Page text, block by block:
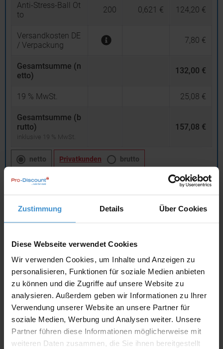
Zustimmung Details Über Cookies
Diese Webseite verwendet Cookies
Wir verwenden Cookies, um Inhalte und Anzeigen zu
personalisieren, Funktionen für soziale Medien anbieten
zu können und die Zugriffe auf unsere Website zu
analysieren. Außerdem geben wir Informationen zu Ihrer
Verwendung unserer Website an unsere Partner für
soziale Medien, Werbung und Analysen weiter. Unsere
Partner führen diese Informationen möglicherweise mit
weiteren Daten zusammen, die Sie ihnen bereitgestellt
Anti-Stress-Ball Ot
to
200 0,621 € 124,20 €
Versandkosten DE
/ Verpackung
7,80 €
Gesamtsumme (n
etto)
132,00 €
19 % MwSt. 25,08 €
Gesamtsumme (b
rutto)
inklusive 19 % MwSt.
157,08 €
netto Privatkunden brutto
Angebot drucken
Individuelle Anfrage
Lieferzeiten
Artikel mit Werbeanbringung: ca. 10 Werktage
Muster mit Ihrer
Werbeanbringung zur Freigabe
der Produktion:
ca. 10 Werktage